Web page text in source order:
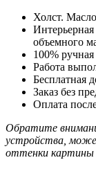
Холст.
объемного
100% ручная
Работа
Бесплатная
Заказ без
Оплата
Обратите
устройства,
оттенки картины